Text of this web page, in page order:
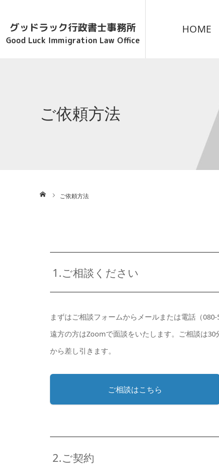
グッドラック行政書士事務所
Good Luck Immigration Law Office
HOME
ご依頼方法
ご依頼方法
1.ご相談ください
まずはご相談フォームからメールまたは電話（080-
遠方の方はZoomで面談をいたします。ご相談は
から差し引きます。
ご相談はこちら
2.ご契約